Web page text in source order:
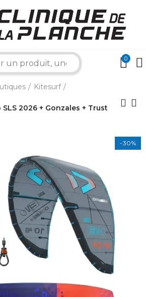
0
Kitesurf
SLS 2026 + Gonzales + Trust
-30%
votre expert nautique.